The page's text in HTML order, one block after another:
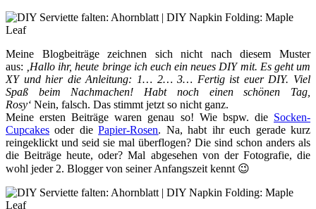
Meine Blogbeiträge zeichnen sich nicht nach diesem Muster
aus:
‚Hallo ihr, heute bringe ich euch ein neues DIY mit. Es geht um
XY und hier die Anleitung: 1… 2… 3… Fertig ist euer DIY. Viel
Spaß beim Nachmachen! Habt noch einen schönen Tag,
Rosy‘ Nein, falsch. Das stimmt jetzt so nicht ganz.
Meine ersten Beiträge waren genau so! Wie bspw. die Socken-
Cupcakes oder diePapier-Rosen. Na, habt ihr euch gerade kurz
reingeklickt und seid sie mal überflogen? Die sind schon anders als
die Beiträge heute, oder? Mal abgesehen von der Fotografie, die
wohl jeder 2. Blogger von seiner Anfangszeit kennt 😉